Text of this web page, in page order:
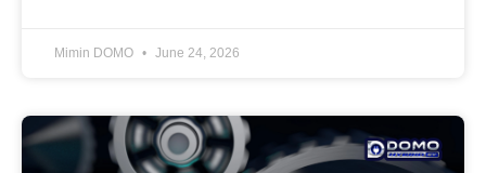
Mimin DOMO June 24, 2026